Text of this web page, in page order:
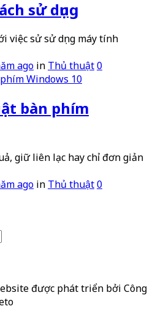
sử dụng
việc sử sử dụng máy tính
ago in Thủ thuật0
bàn phím
giữ liên lạc hay chỉ đơn giản
ago in Thủ thuật0
được phát triển bởi Công